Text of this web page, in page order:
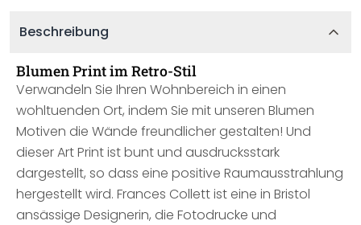
Beschreibung
Blumen Print im Retro-Stil
Verwandeln Sie Ihren Wohnbereich in einen
wohltuenden Ort, indem Sie mit unseren Blumen
Motiven die Wände freundlicher gestalten! Und
dieser Art Print ist bunt und ausdrucksstark
dargestellt, so dass eine positive Raumausstrahlung
hergestellt wird. Frances Collett ist eine in Bristol
ansässige Designerin, die Fotodrucke und